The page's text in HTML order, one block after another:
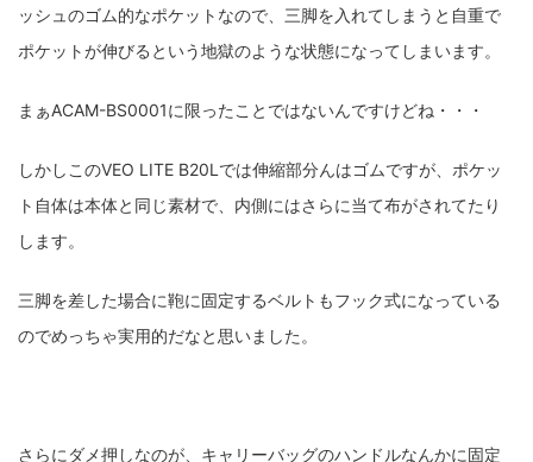
ッシュのゴム的なポケットなので、三脚を入れてしまうと自重で
ポケットが伸びるという地獄のような状態になってしまいます。
まぁACAM-BS0001に限ったことではないんですけどね・・・
しかしこのVEO LITE B20Lでは伸縮部分んはゴムですが、ポケッ
ト自体は本体と同じ素材で、内側にはさらに当て布がされてたり
します。
三脚を差した場合に鞄に固定するベルトもフック式になっている
のでめっちゃ実用的だなと思いました。
さらにダメ押しなのが、キャリーバッグのハンドルなんかに固定